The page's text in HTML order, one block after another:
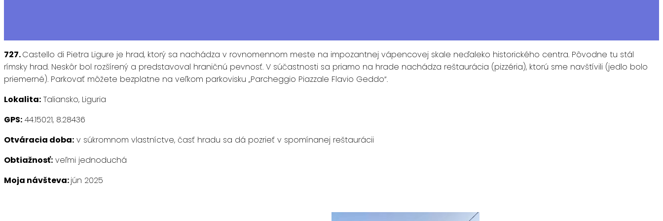
727.Castello di Pietra Ligure je hrad, ktorý sa nachádza v rovnomennom meste na impozantnej vápencovej skale neďaleko historického centra. Pôvodne tu stál
rímsky hrad. Neskôr bol rozšírený a predstavoval hraničnú pevnosť. V súčastnosti sa priamo na hrade nachádza reštaurácia (pizzéria), ktorú sme navštívili (jedlo bolo
priemerné). Parkovať môžete bezplatne na veľkom parkovisku „Parcheggio Piazzale Flavio Geddo“.
Lokalita: Taliansko, Liguria
GPS: 44.15021, 8.28436
Otváracia doba: v súkromnom vlastníctve, časť hradu sa dá pozrieť v spomínanej reštaurácii
Obtiažnosť: veľmi jednoduchá
Moja návšteva:jún 2025